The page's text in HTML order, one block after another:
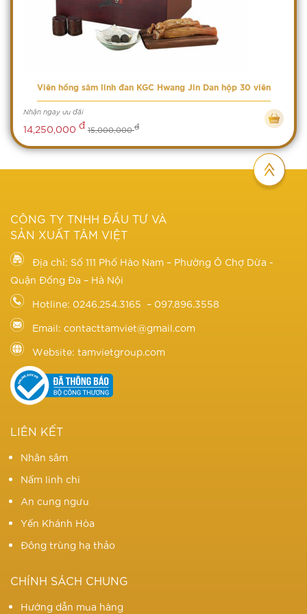
Viên hồng sâm linh đan KGC Hwang Jin Dan hộp 30 viên
Nhận ngay ưu đãi
14,250,000 đ 15,000,000đ
CÔNG TY TNHH ĐẦU TƯ VÀ
SẢN XUẤT TÂM VIỆT
Địa chỉ: Số 111 Phố Hào Nam – Phường Ô Chợ Dừa -
Quận Đống Đa – Hà Nội
Hotline: 0246.254.3165 – 097.896.3558
Email: contacttamviet@gmail.com
Website: tamvietgroup.com
LIÊN KẾT
Nhân sâm
Nấm linh chi
An cung ngưu
Yến Khánh Hòa
Đông trùng hạ thảo
CHÍNH SÁCH CHUNG
Hướng dẫn mua hàng